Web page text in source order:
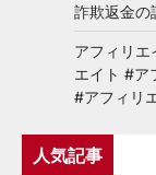
詐欺返金の
アフィリ
エイト #ア
#アフィリ
人気記事